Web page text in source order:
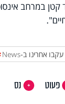
קטן במרחב
עקבו אחרינו ב-News
פעוט נס